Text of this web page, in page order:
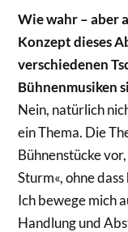
Wie wahr – aber
Konzept dieses
verschiedenen
Bühnenmusiken
Nein, natürlich
ein Thema. Die
Bühnenstücke
Sturm«, ohne
Ich bewege mich
Handlung und